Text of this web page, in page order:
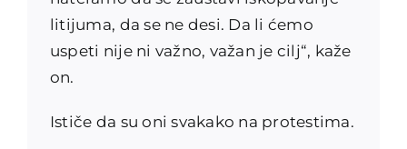
litijuma, da se ne desi. Da li ćemo
uspeti nije ni važno, važan je cilj“, kaže
on.
Ističe da su oni svakako na protestima.